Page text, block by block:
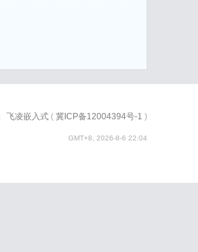
飞凌嵌入式 ( 冀ICP备12004394号-1 )
GMT+8, 2026-8-6 22:04